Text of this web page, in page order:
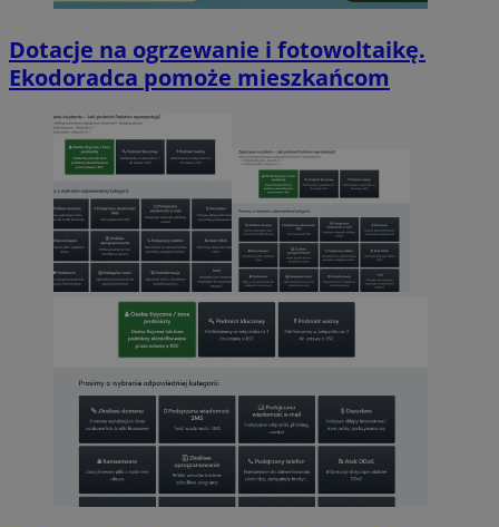
Dotacje na ogrzewanie i fotowoltaikę.
Ekodoradca pomoże mieszkańcom